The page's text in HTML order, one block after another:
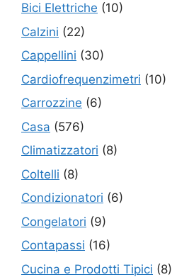
Bici Elettriche (10)
Calzini (22)
Cappellini (30)
Cardiofrequenzimetri (10)
Carrozzine (6)
Casa (576)
Climatizzatori (8)
Coltelli (8)
Condizionatori (6)
Congelatori (9)
Contapassi (16)
Cucina e Prodotti Tipici (8)